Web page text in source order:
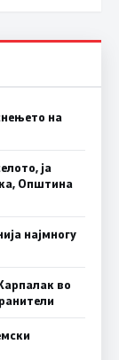
на
ја
Општина
најмногу
во